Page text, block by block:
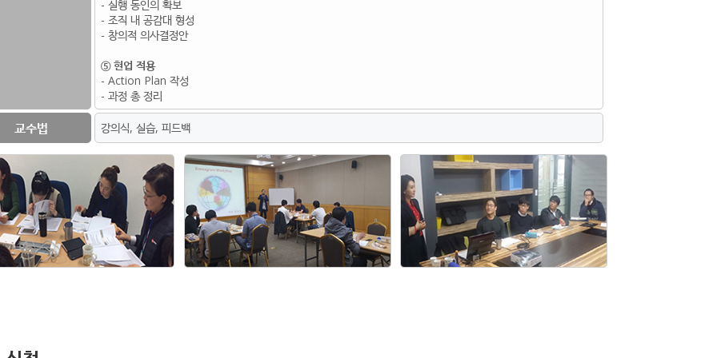
- 실행 동인의 확보
- 조직 내 공감대 형성
- 창의적 의사결정안
⑤ 현업 적용
- Action Plan 작성
- 과정 총 정리
교수법 강의식, 실습, 피드백